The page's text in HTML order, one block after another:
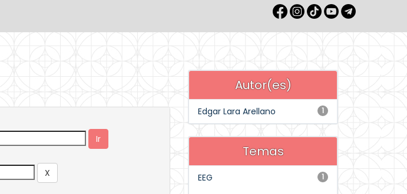
Autor(es)
1
Edgar Lara Arellano
Temas
1
EEG